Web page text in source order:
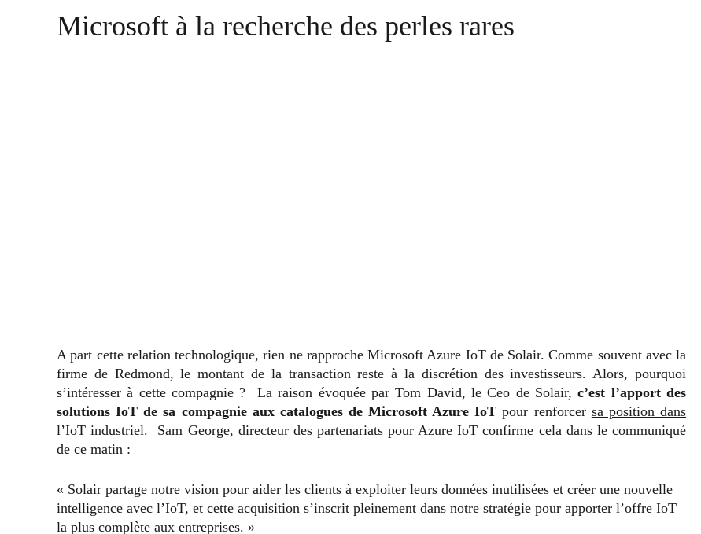
Microsoft à la recherche des perles rares
A part cette relation technologique, rien ne rapproche Microsoft Azure IoT de Solair. Comme souvent avec la
firme de Redmond, le montant de la transaction reste à la discrétion des investisseurs. Alors, pourquoi
s’intéresser à cette compagnie ? La raison évoquée par Tom David, le Ceo de Solair,c’est l’apport des
solutions IoT de sa compagnie aux catalogues de Microsoft Azure IoT pour renforcer sa position dans
l’IoT industriel. Sam George, directeur des partenariats pour Azure IoT confirme cela dans le communiqué
de ce matin :
« Solair partage notre vision pour aider les clients à exploiter leurs données inutilisées et créer une nouvelle
intelligence avec l’IoT, et cette acquisition s’inscrit pleinement dans notre stratégie pour apporter l’offre IoT
la plus complète aux entreprises. »